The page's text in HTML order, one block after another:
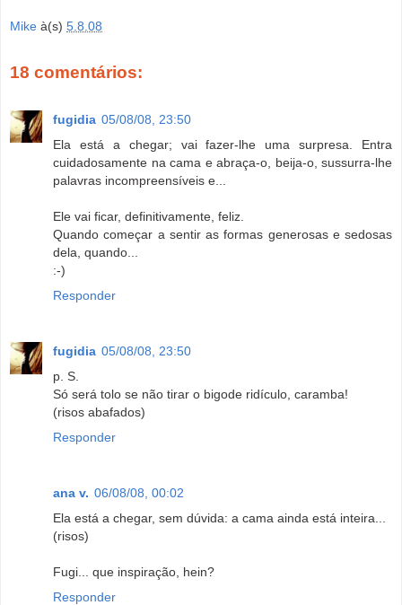
Mike à(s) 5.8.08
18 comentários:
fugidia 05/08/08, 23:50
Ela está a chegar; vai fazer-lhe uma surpresa. Entra
cuidadosamente na cama e abraça-o, beija-o, sussurra-lhe
palavras incompreensíveis e...
Ele vai ficar, definitivamente, feliz.
Quando começar a sentir as formas generosas e sedosas
dela, quando...
:-)
Responder
fugidia 05/08/08, 23:50
p. S.
Só será tolo se não tirar o bigode ridículo, caramba!
(risos abafados)
Responder
ana v. 06/08/08, 00:02
Ela está a chegar, sem dúvida: a cama ainda está inteira...
(risos)
Fugi... que inspiração, hein?
Responder